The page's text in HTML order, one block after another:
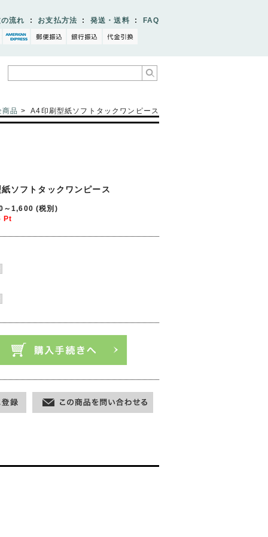
流れ : お支払方法 : 発送・送料 : FAQ
商品 > A4印刷型紙ソフトタックワンピース
ソフトタックワンピース
～1,600 (税別)
Pt